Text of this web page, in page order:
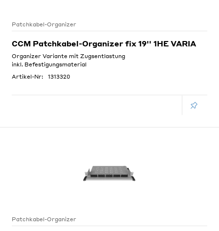
Patchkabel-Organizer
CCM Patchkabel-Organizer fix 19'' 1HE VARIA
Organizer Variante mit Zugsentlastung
inkl. Befestigungsmaterial
Artikel-Nr:
1313320
Patchkabel-Organizer